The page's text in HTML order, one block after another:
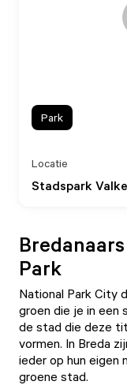
Stadspark
Locatie
Park
Park
National Park City
groen die je in een
de stad die deze
vormen. In Breda
ieder op hun eigen
groene stad.